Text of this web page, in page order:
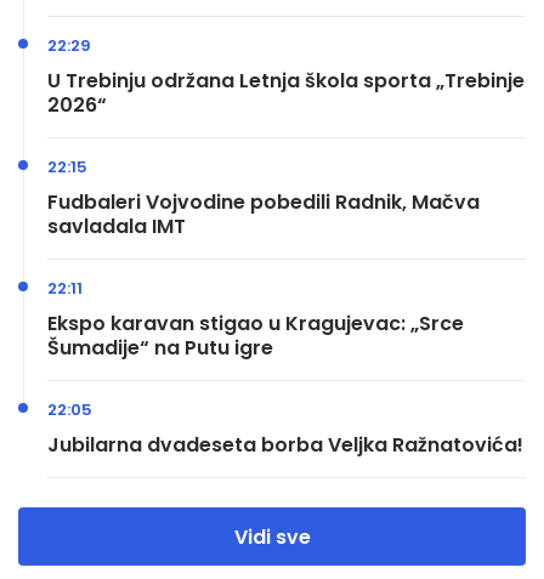
U Trebinju održana Letnja škola sporta „Trebinje
2026“
22:29
Fudbaleri Vojvodine pobedili Radnik, Mačva
savladala IMT
22:15
Ekspo karavan stigao u Kragujevac: „Srce
Šumadije“ na Putu igre
22:11
Jubilarna dvadeseta borba Veljka Ražnatovića!
22:05
Vidi sve